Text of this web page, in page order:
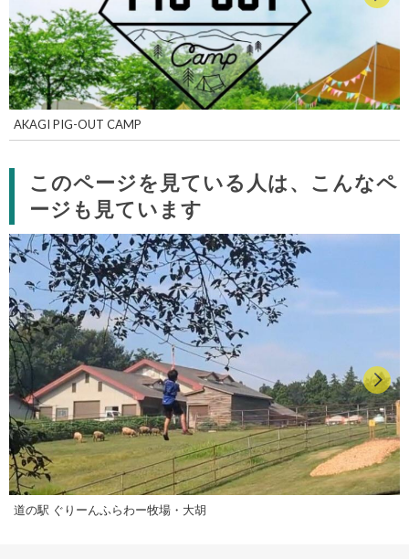
AKAGI PIG-OUT CAMP
このページを見ている人は、こんなペ
ージも見ています
道の駅 ぐりーんふらわー牧場・大胡